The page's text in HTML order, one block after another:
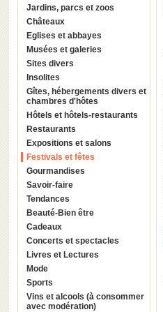
Jardins, parcs et zoos
Châteaux
Eglises et abbayes
Musées et galeries
Sites divers
Insolites
Gîtes, hébergements divers et
chambres d'hôtes
Hôtels et hôtels-restaurants
Restaurants
Expositions et salons
Festivals et fêtes
Gourmandises
Savoir-faire
Tendances
Beauté-Bien être
Cadeaux
Concerts et spectacles
Livres et Lectures
Mode
Sports
Vins et alcools (à consommer
avec modération)